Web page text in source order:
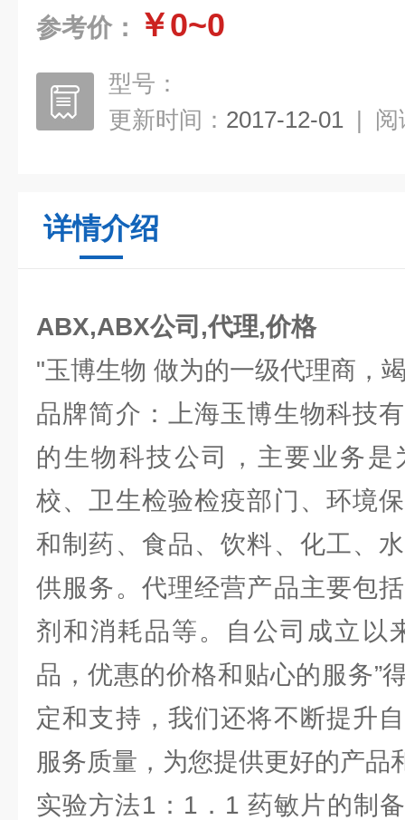
参考价： ￥0~0
型号：
更新时间： 2017-12-01 | 阅
详情介绍
ABX,ABX公司,代理,价格
"玉博生物 做为的一级代理商，
品牌简介：上海玉博生物科技
的生物科技公司，主要业务
校、卫生检验检疫部门、环境
和制药、食品、饮料、化工、
供服务。代理经营产品主要包
剂和消耗品等。自公司成立以
品，优惠的价格和贴心的服务”
定和支持，我们还将不断提升
服务质量，为您提供更好的产品
实验方法1：1．1 药敏片的制